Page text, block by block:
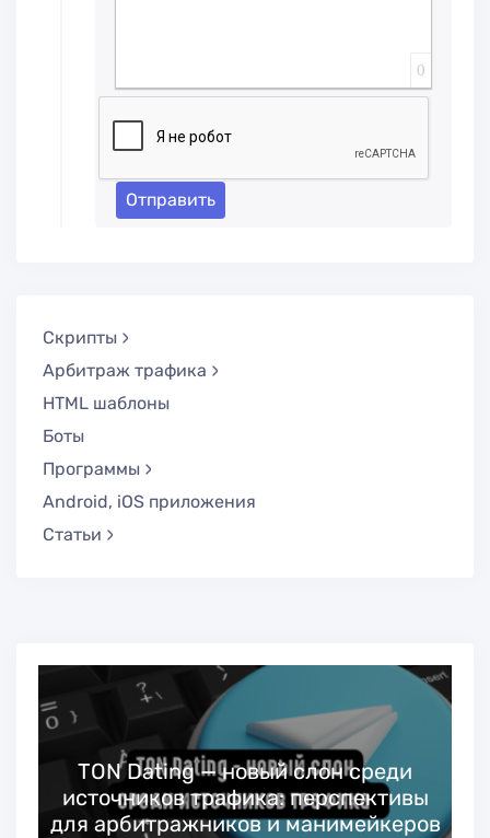
0
Отправить
Скрипты
Арбитраж трафика
HTML шаблоны
Боты
Программы
Android, iOS приложения
Статьи
TON Dating — новый слон среди
источников трафика: перспективы
для арбитражников и манимейкеров